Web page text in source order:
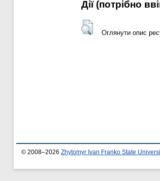
Дії ​​(потрібно
Оглянути опис
© 2008–2026 Zhytomyr Ivan Franko State